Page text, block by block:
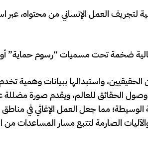
العمل الإنساني من محتواه، عبر
مالية ضخمة تحت مسميات “رسوم حماية”
واستبدالها ببيانات وهمية
وصول الحقائق للعالم، ويقدم صورة
الوسيطة؛ مما جعل العمل الإغاثي في
الصارمة لتتبع مسار المساعدات من